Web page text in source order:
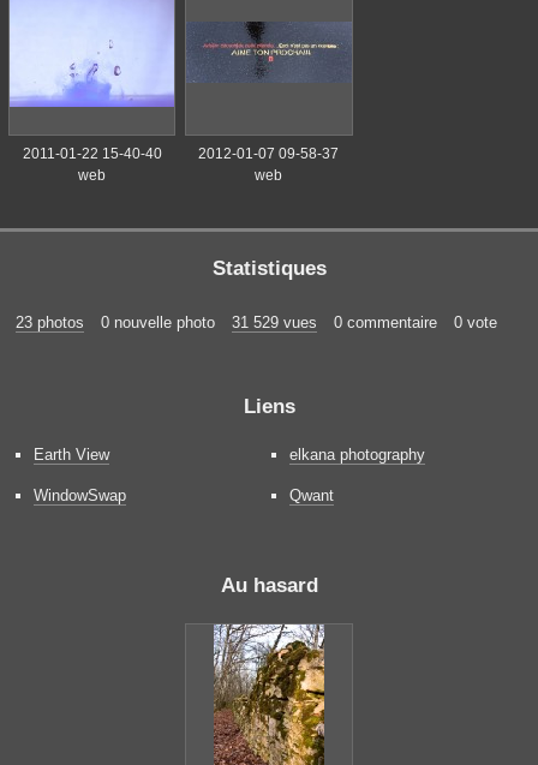
2011-01-22 15-40-40
web
2012-01-07 09-58-37
web
Statistiques
23 photos 0 nouvelle photo 31 529 vues 0 commentaire 0 vote
Liens
Earth View
WindowSwap
elkana photography
Qwant
Au hasard